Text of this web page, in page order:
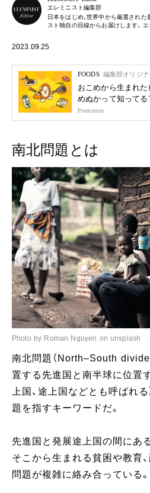
エレミニスト編集部
日本をはじめ、世界中から厳選され
スト独自の目線からお届けします。エ
2023.09.25
FOODS 編集部オリジ
おこめから生まれた
めぬかって知ってる
Promotion
南北問題とは
Photo by Roman Nguyen on unsplash
南北問題（North–South divide
置する先進国と南半球に位置
上国、途上国などとも呼ばれ
題を指すキーワードだ。
先進国と発展途上国の間にあ
そこから生まれる貧困や教育
問題が複雑に絡み合っている。